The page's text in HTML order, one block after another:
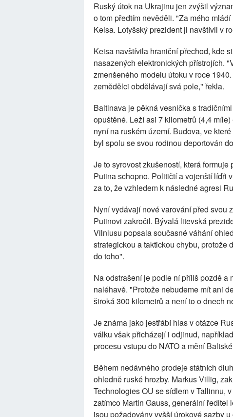
Ruský útok na Ukrajinu jen zvýšil
o tom předtím nevěděli. "Za mého
Keisa. Lotyšský prezident ji navštívil v
Keisa navštívila hraniční přechod, kde
nasazených elektronických přístrojích.
zmenšeného modelu útoku v roce
zemědělci obdělávají svá pole," řekla.
Baltinava je pěkná vesnička s
opuštěné. Leží asi 7 kilometrů (4,4
nyní na ruském území. Budova, ve
byl spolu se svou rodinou deportován
Je to syrovost zkušeností, která
Putina schopno. Političtí a vojenští lídři
za to, že vzhledem k následné agresi
Nyní vydávají nové varování před svou
Putinovi zakročil. Bývalá litevská
Vilniusu popsala současné váhání
strategickou a taktickou chybu,
do toho".
Na odstrašení je podle ní příliš pozdě a
naléhavě. "Protože nebudeme mít ani
široká 300 kilometrů a není to o dnech
Je známa jako jestřábí hlas v otázce
válku však přicházejí i odjinud,
procesu vstupu do NATO a mění
Během nedávného prodeje státních
ohledně ruské hrozby. Markus Villig,
Technologies OU se sídlem v Tallinnu,
zatímco Martin Gauss, generální
jsou požadovány vyšší úrokové sazby u